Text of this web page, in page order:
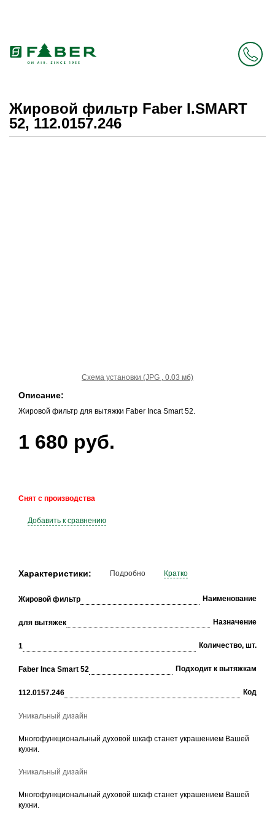
Жировой фильтр Faber I.SMART
52, 112.0157.246
Схема установки (JPG , 0.03 мб)
Описание:
Жировой фильтр для вытяжки Faber Inca Smart 52.
1 680 руб.
Снят с производства
Добавить к сравнению
Характеристики: Подробно Кратко
Жировой фильтр Наименование
для вытяжек Назначение
1 Количество, шт.
Faber Inca Smart 52 Подходит к вытяжкам
112.0157.246 Код
Уникальный дизайн
Многофункциональный духовой шкаф станет украшением Вашей
кухни.
Уникальный дизайн
Многофункциональный духовой шкаф станет украшением Вашей
кухни.